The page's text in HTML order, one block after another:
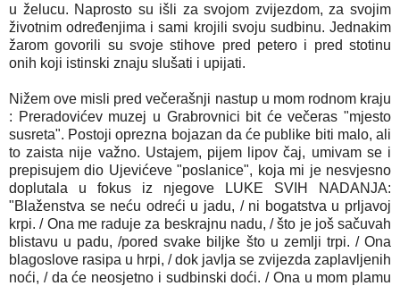
u želucu. Naprosto su išli za svojom zvijezdom, za svojim
životnim određenjima i sami krojili svoju sudbinu. Jednakim
žarom govorili su svoje stihove pred petero i pred stotinu
onih koji istinski znaju slušati i upijati.
Nižem ove misli pred večerašnji nastup u mom rodnom kraju
: Preradovićev muzej u Grabrovnici bit će večeras "mjesto
susreta". Postoji oprezna bojazan da će publike biti malo, ali
to zaista nije važno. Ustajem, pijem lipov čaj, umivam se i
prepisujem dio Ujevićeve "poslanice", koja mi je nesvjesno
doplutala u fokus iz njegove LUKE SVIH NADANJA:
"Blaženstva se neću odreći u jadu, / ni bogatstva u prljavoj
krpi. / Ona me raduje za beskrajnu nadu, / što je još sačuvah
blistavu u padu, /pored svake biljke što u zemlji trpi. / Ona
blagoslove rasipa u hrpi, / dok javlja se zvijezda zaplavljenih
noći, / da će neosjetno i sudbinski doći. / Ona u mom plamu